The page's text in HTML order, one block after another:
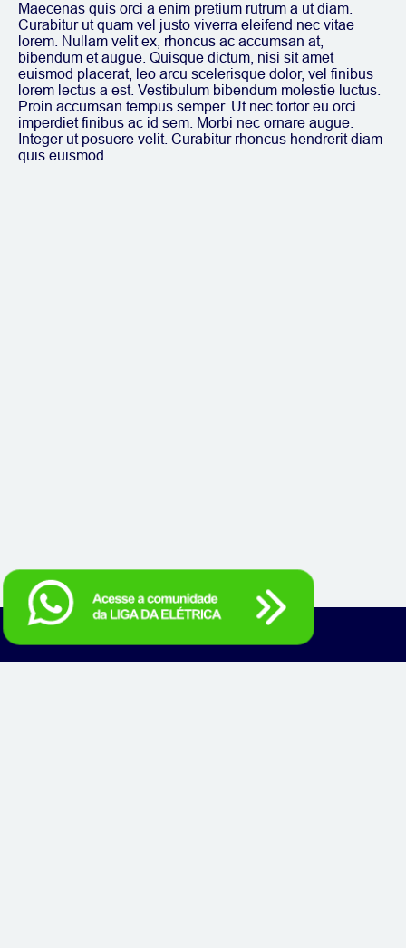
Maecenas quis orci a enim pretium rutrum a ut diam.
Curabitur ut quam vel justo viverra eleifend nec vitae
lorem. Nullam velit ex, rhoncus ac accumsan at,
bibendum et augue. Quisque dictum, nisi sit amet
euismod placerat, leo arcu scelerisque dolor, vel finibus
lorem lectus a est. Vestibulum bibendum molestie luctus.
Proin accumsan tempus semper. Ut nec tortor eu orci
imperdiet finibus ac id sem. Morbi nec ornare augue.
Integer ut posuere velit. Curabitur rhoncus hendrerit diam
quis euismod.